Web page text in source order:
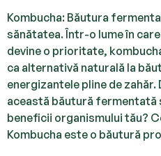
Kombucha: Băutura
sănătatea. Într-o lume în
devine o prioritate,
ca alternativă naturală la
energizantele pline de
această băutură fermentată
beneficii organismului tău?
Kombucha este o băutură